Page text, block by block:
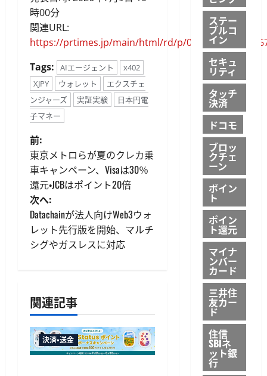
時00分
関連URL:
https://prtimes.jp/main/html/rd/p/
Tags:
AIエージェント
x402
XJPY
ウォレット
エクスチェ
ンジャーズ
実証実験
日本円電
子マネー
投
稿
ナ
ビ
ゲ
シ
ョ
ン
前:
東京メトロらが夏のクレカ乗
車キャンペーン、Visaは30％
還元・JCBはポイント20倍
次へ:
Datachainが法人向けWeb3ウォ
レット先行版を開始、マルチ
シグやガスレスに対応
関連記事
決済・送金
ステー
ブルコ
イン
セキュ
リティ
タッチ
決済
ドコモ
ブロッ
クチェ
ーン
ポイン
ト
ポイン
ト還元
マイナ
ンバー
カード
三井住
友カー
ド
住信
SBIネ
ット銀
行